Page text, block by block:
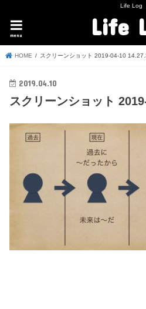
Life Log
Life
menu
HOME スクリーンショット 2019-04-10
2019.04.10
スクリーンショット